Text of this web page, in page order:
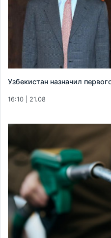
Узбекистан назначил
16:10 | 21.08